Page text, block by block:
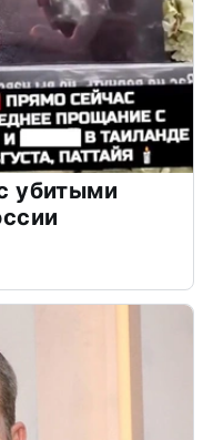
убитыми